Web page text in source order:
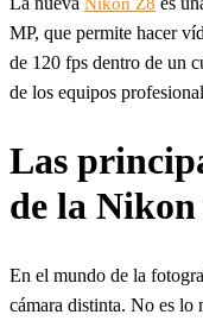
MP, que permite hacer
de 120 fps dentro de un
de los equipos
Las
de la
En el mundo de la
cámara distinta. No es lo